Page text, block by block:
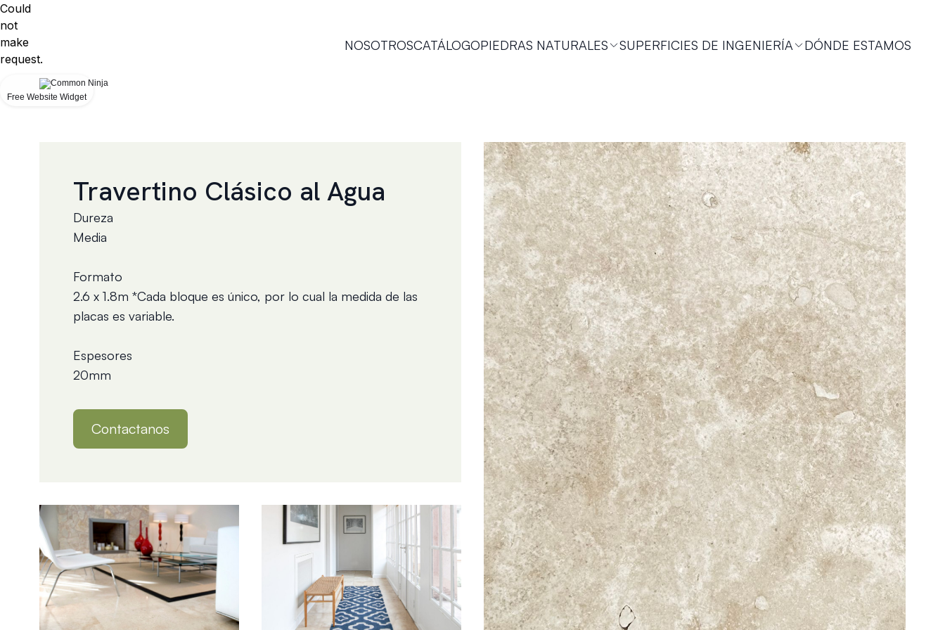
NOSOTROSCATÁLOGOPIEDRAS NATURALES SUPERFICIES DE INGENIERÍA DÓNDE ESTAMOS
Travertino Clásico al Agua
Dureza
Media
Formato
2.6 x 1.8m *Cada bloque es único, por lo cual la medida de las
placas es variable.
Espesores
20mm
Contactanos
Could
not
make
request.
Free Website Widget